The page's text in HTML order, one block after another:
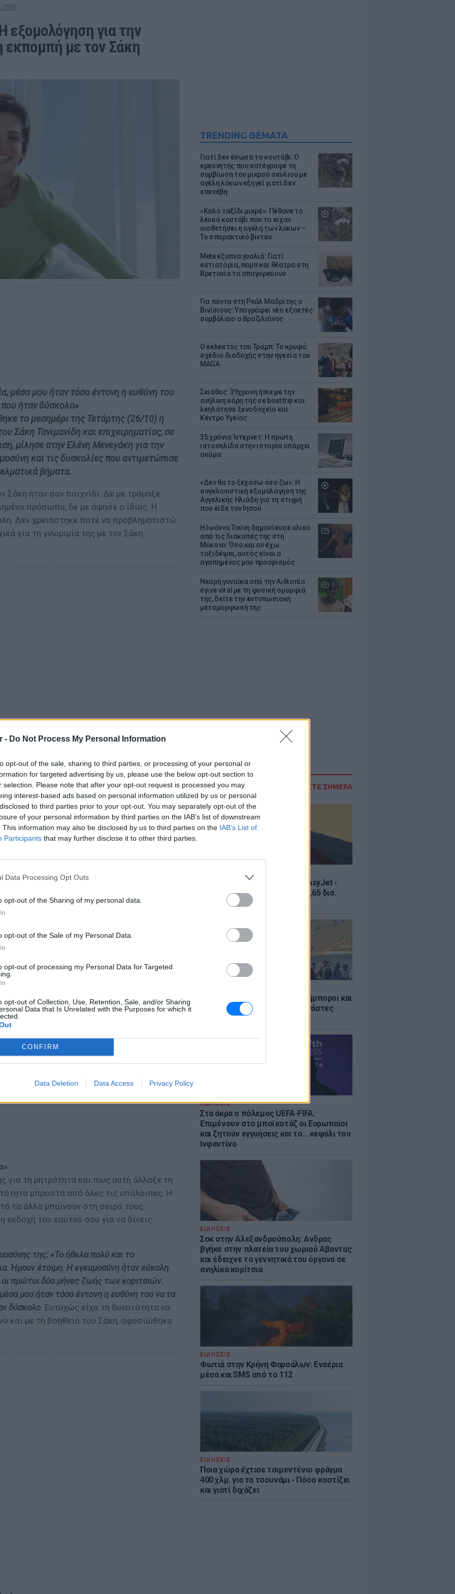
- Do Not Process My Personal Information
opt-out of the sale, sharing to third parties, or processing of your personal or
for targeted advertising by us, please use the below opt-out section to
selection. Please note that after your opt-out request is processed you may
interest-based ads based on personal information utilized by us or personal
to third parties prior to your opt-out. You may separately opt-out of the
of your personal information by third parties on the IAB’s list of downstream
This information may also be disclosed by us to third parties on the IAB’s List of
Participants that may further disclose it to other third parties.
Data Processing Opt Outs
opt-out of the Sharing of my personal data.
opt-out of the Sale of my Personal Data.
opt-out of processing my Personal Data for Targeted
opt-out of Collection, Use, Retention, Sale, and/or Sharing
Data that Is Unrelated with the Purposes for which it
CONFIRM
Data Deletion Data Access Privacy Policy
TRENDING ΘΕΜΑΤΑ
Γιατί δεν έσωσα το κουτάβι: Ο
ερευνητής που κατέγραφε τη
συμβίωση του μικρού σκυλιού με
αγέλη λύκων εξηγεί γιατί δεν
επενέβη
«Καλό ταξίδι μικρέ»: Πέθανε το
λευκό κουτάβι που το είχαν
υιοθετήσει η αγέλη των λύκων –
Το σπαρακτικό βίντεο
Meta έξυπνα γυαλιά: Γιατί
εστιατόρια, παμπ και θέατρα στη
Βρετανία τα απαγορεύουν
Για πάντα στη Ρεάλ Μαδρίτης ο
Βινίσιους: Υπογράφει νέο εξαετές
συμβόλαιο ο Βραζιλιάνος
Ο εκλεκτός του Τραμπ: Το κρυφό
σχέδιο διαδοχής στην ηγεσία του
MAGA
Σκιάθος: 39χρονη ήπιε με την
ανήλικη κόρη της σε boat trip και
λεηλάτησε ξενοδοχείο και
Κέντρο Υγείας
35 χρόνια Ίντερνετ: Η πρώτη
ιστοσελίδα στην ιστορία υπάρχει
ακόμα
«Δεν θα το ξεχάσω όσο ζω»: Η
συγκλονιστική εξομολόγηση της
Αγγελικής Ηλιάδη για τη στιγμή
που είδε τον Ιησού
Η Ιωάννα Τούνη δημοσίευσε υλικό
από τις διακοπές της στη
Μύκονο: Όσο και αν έχω
ταξιδέψει, αυτός είναι ο
αγαπημένος μου προορισμός
Νεαρή γυναίκα από την Αιθιοπία
έγινε viral με τη φυσική ομορφιά
της, δείτε την εντυπωσιακή
μεταμόρφωσή της
ΔΙΑΒΑΣΤΕ ΣΗΜΕΡΑ
Συμφωνία εξαγοράς για την EasyJet -
Στην αμερικανική Appolo για 6,65 δισ.
Θέουτα: «Οι κάτοικοι είναι ανήμποροι και
γεμάτοι αγωνία» - 5.000 μετανάστες
παραμένουν στην περιοχή
ΕΙΔΗΣΕΙΣ
Στα άκρα ο πόλεμος UEFA-FIFA:
Επιμένουν στο μποϊκοτάζ οι Ευρωπαίοι
και ζητούν εγγυήσεις και το... κεφάλι του
Ινφαντίνο
ΕΙΔΗΣΕΙΣ
Σοκ στην Αλεξανδρούπολη: Ανδρας
βγήκε στην πλατεία του χωριού Αβαντας
και έδειχνε τα γεννητικά του όργανα σε
ανηλίκα κορίτσια
ΕΙΔΗΣΕΙΣ
Φωτιά στην Κρήνη Φαρσάλων: Εναέρια
μέσα και SMS από το 112
ΕΙΔΗΣΕΙΣ
Ποια χώρα έχτισε τσιμεντένιο φράγμα
400 χλμ. για τα τσουνάμι - Πόσο κοστίζει
και γιατί διχάζει
εξομολόγηση για την
με τον Σάκη
μέσα μου ήταν τόσο έντονη η ευθύνη του
ήταν δύσκολο»
το μεσημέρι της Τετάρτης (26/10) η
Σάκη Τανιμανίδη και επιχειρηματίας, σε
μίλησε στην Ελένη Μενεγάκη για την
και τις δυσκολίες που αντιμετώπισε
βήματα.
Σάκη ήταν σαν παιχνίδι. Δε με τρόμαξε
πρόσωπο, δε με άφησε ο ίδιος. Η
Δεν χρειάστηκε ποτέ να προβληματιστώ
για τη γνωριμία της με τον Σάκη
τα στάδια της προβολής σαν ψυχολογία
καιρό, αρκετή σκέψη και ψυχανάλυση, έχω
Μου αρέσει να ταξιδεύω, να δημιουργώ
Έμαθα να ξεπερνάω αυτά που λένε οι
δεν αποφάσισα ποτέ το τι θα κάνω με
αφήσει πίσω μου αυτό, με αφήνει
για τη μητρότητα και πως αυτή άλλαξε τη
μπροστά από όλες τις υπόλοιπες. Η
τα άλλα μπαίνουν στη σειρά τους.
εκδοχή του εαυτού σου για να δίνεις
της; «Το ήθελα πολύ και το
Ήμουν έτοιμη. Η εγκυμοσύνη ήταν εύκολη.
πρώτοι δύο μήνες ζωής των κοριτσιών.
μου ήταν τόσο έντονη η ευθύνη του να τα
δύσκολο. Ευτυχώς είχα τη δυνατότητα να
και με τη βοήθεια του Σάκη, αφοσιώθηκα